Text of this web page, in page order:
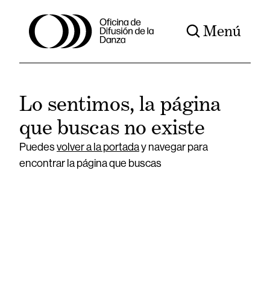
Menú
Lo sentimos, la página
que buscas no existe
Puedesvolver a la portaday navegar para
encontrar la página que buscas